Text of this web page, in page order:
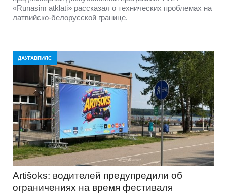
«Runāsim atklāti» рассказал о технических проблемах на
латвийско-белорусской границе.
ДАУГАВПИЛС
Artišoks: водителей предупредили об
ограничениях на время фестиваля